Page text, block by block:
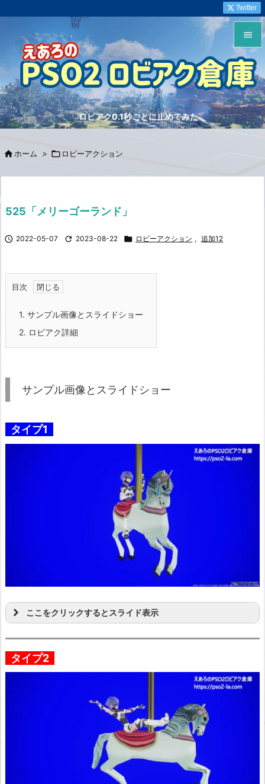
ロビアク0.1秒ごとに止めてみた


メニュ

サイド


Twitter
 ホーム >  ロビーアクション
525「メリーゴーランド」
 2022-05-07  2023-08-22  ロビーアクション , 追加12
目次
1. サンプル画像とスライドショー
2. ロビアク詳細
サンプル画像とスライドショー
タイプ1
ここをクリックするとスライド表示
タイプ2